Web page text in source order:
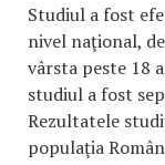
Studiul a fost
nivel naţional,
vârsta peste 18
studiul a fost
Rezultatele
populaţia